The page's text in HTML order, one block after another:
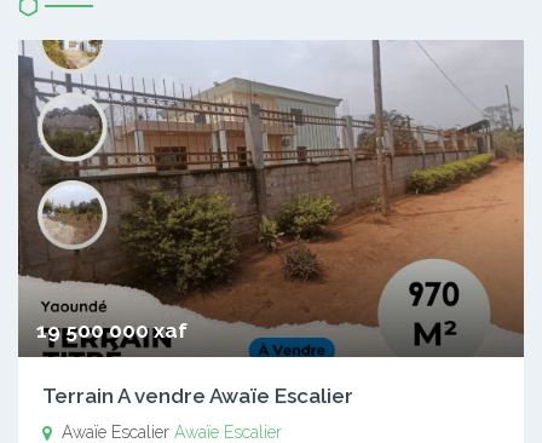
19 500 000 xaf
Terrain A vendre Awaïe Escalier
Awaïe Escalier Awaïe Escalier